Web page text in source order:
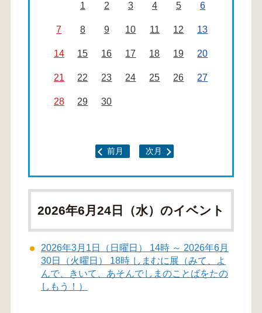
1 2 3 4 5 6
7 8 9 10 11 12 13
14 15 16 17 18 19 20
21 22 23 24 25 26 27
28 29 30
前月 次月
2026年6月24日（水）のイベント
2026年3月1日（日曜日） 14時 ～ 2026年6月
30日（火曜日） 18時 しまむに展（みて、よ
んで、きいて、あそんでしまのことばをたの
しもう！）